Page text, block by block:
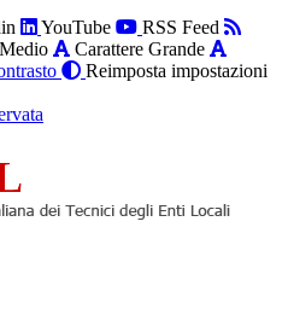
YouTube
RSS Feed
Carattere Grande
Reimposta impostazioni